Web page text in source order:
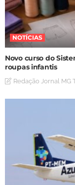
NOTÍCIAS
Novo curso do
roupas infantis
Redação Jornal MG